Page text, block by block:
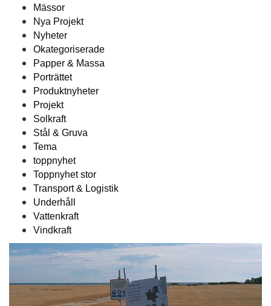
Mässor
Nya Projekt
Nyheter
Okategoriserade
Papper & Massa
Porträttet
Produktnyheter
Projekt
Solkraft
Stål & Gruva
Tema
toppnyhet
Toppnyhet stor
Transport & Logistik
Underhåll
Vattenkraft
Vindkraft